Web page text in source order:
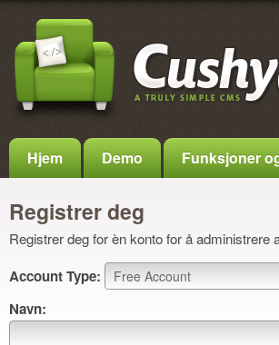
Hjem Demo Funksjoner
Registrer deg
Registrer deg for èn konto for å administrere
Account Type:
Navn: